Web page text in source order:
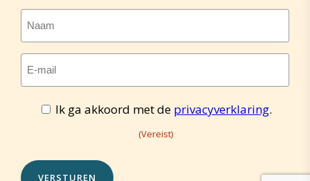
mailadres
(Vereist)
Toestemming
(Vereist)
Ik ga akkoord met de privacyverklaring.
(Vereist)